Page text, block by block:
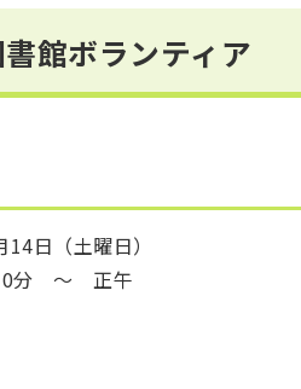
館ボランティア
日（土曜日）
分 ～ 正午